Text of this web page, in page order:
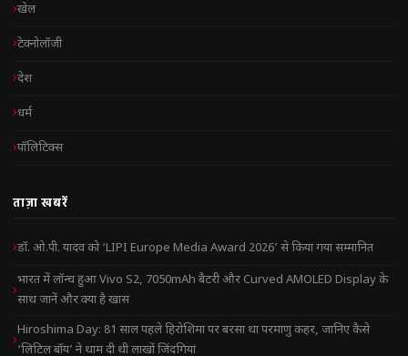
खेल
टेक्नोलॉजी
देश
धर्म
पॉलिटिक्स
ताज़ा खबरें
डॉ. ओ.पी. यादव को ‘LIPI Europe Media Award 2026’ से किया गया सम्मानित
भारत में लॉन्च हुआ Vivo S2, 7050mAh बैटरी और Curved AMOLED Display के
साथ जानें और क्या है खास
Hiroshima Day: 81 साल पहले हिरोशिमा पर बरसा था परमाणु कहर, जानिए कैसे
‘लिटिल बॉय’ ने थाम दी थी लाखों जिंदगियां